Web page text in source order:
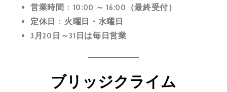
営業時間 ： 10:00 ～ 16:00（最終受付）
定休日
： 火曜日・水曜日
3月20日～31日は毎日営業
ブリッジクライム